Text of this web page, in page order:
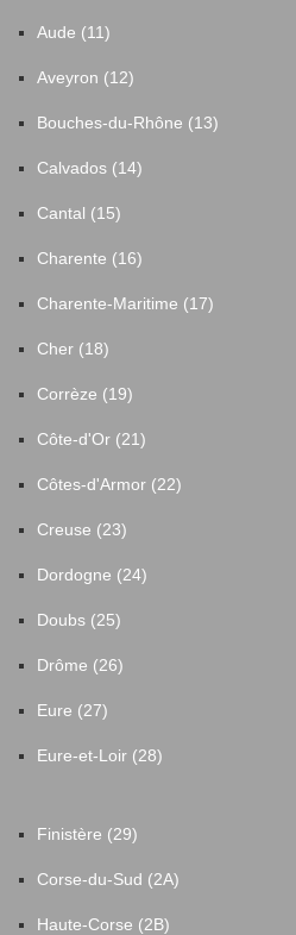
Aude (11)
Aveyron (12)
Bouches-du-Rhône (13)
Calvados (14)
Cantal (15)
Charente (16)
Charente-Maritime (17)
Cher (18)
Corrèze (19)
Côte-d'Or (21)
Côtes-d'Armor (22)
Creuse (23)
Dordogne (24)
Doubs (25)
Drôme (26)
Eure (27)
Eure-et-Loir (28)
Finistère (29)
Corse-du-Sud (2A)
Haute-Corse (2B)